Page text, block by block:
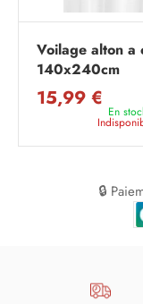
Voilage alton a
140x240cm
15,99 €
En
🔒